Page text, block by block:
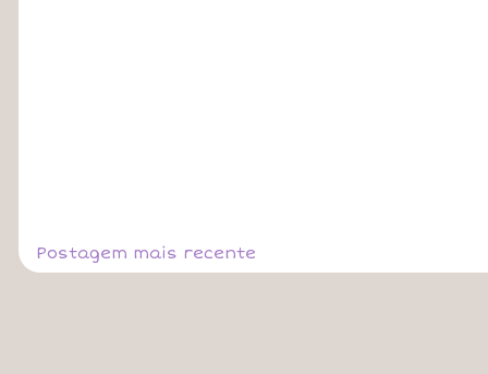
Postagem mais recente